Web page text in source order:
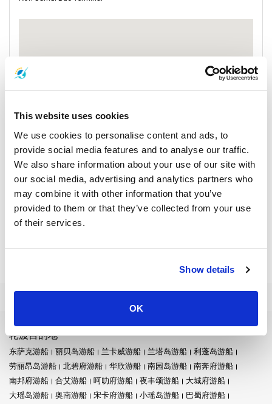
This website uses cookies
We use cookies to personalise content and ads, to
provide social media features and to analyse our traffic.
We also share information about your use of our site with
our social media, advertising and analytics partners who
may combine it with other information that you’ve
provided to them or that they’ve collected from your use
of their services.
Show details
OK
轮渡目的地
东萨克游船 丽贝岛游船 兰卡威游船 兰塔岛游船
利蓬岛游船
劳丽昂岛游船
北碧府游船 华欣游船 南园岛游船
南奔府游船
南邦府游船
合艾游船 呵叻府游船 夜丰颂游船
大城府游船
大瑶岛游船
奥南游船 宋卡府游船 小瑶岛游船
巴蜀府游船